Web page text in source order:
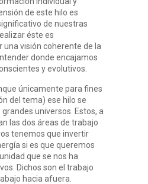
de este hilo es
de nuestras
éste es
una visión coherente de la
donde encajamos
y evolutivos.
únicamente para fines
del tema) ese hilo se
universos. Estos, a
las dos áreas de trabajo
tenemos que invertir
si es que queremos
que se nos ha
Dichos son el trabajo
hacia afuera.